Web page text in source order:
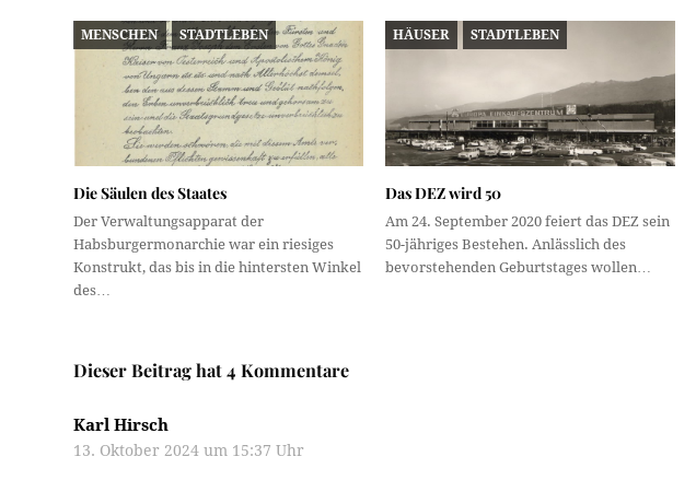
MENSCHEN STADTLEBEN
Die Säulen des Staates
Der Verwaltungsapparat der
Habsburgermonarchie war ein riesiges
Konstrukt, das bis in die hintersten Winkel
des…
HÄUSER STADTLEBEN
Das DEZ wird 50
Am 24. September 2020 feiert das DEZ sein
50-jähriges Bestehen. Anlässlich des
bevorstehenden Geburtstages wollen…
Dieser Beitrag hat 4 Kommentare
Karl Hirsch
13. Oktober 2024 um 15:37 Uhr